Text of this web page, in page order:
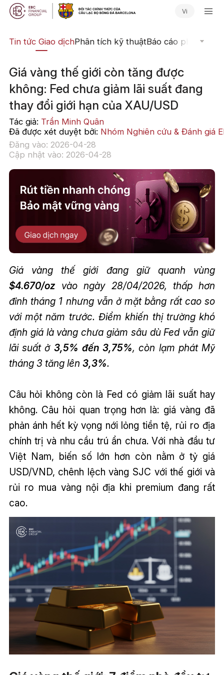
Vi
Tin tức Giao dịchPhân tích kỹ thuậtBáo cáo phân tích
Giá vàng thế giới còn tăng được
không: Fed chưa giảm lãi suất đang
thay đổi giới hạn của XAU/USD
Tác giả: Trần Minh Quân
Đã được xét duyệt bởi: Nhóm Nghiên cứu & Đánh giá
Đăng vào: 2026-04-28
Cập nhật vào: 2026-04-28
Giá vàng thế giới đang giữ quanh vùng
$4.670/oz vào ngày 28/04/2026, thấp hơn
đỉnh tháng 1 nhưng vẫn ở mặt bằng rất cao so
với một năm trước. Điểm khiến thị trường khó
định giá là vàng chưa giảm sâu dù Fed vẫn giữ
lãi suất ở 3,5% đến 3,75%, còn lạm phát Mỹ
tháng 3 tăng lên 3,3%.
Câu hỏi không còn là Fed có giảm lãi suất hay
không. Câu hỏi quan trọng hơn là: giá vàng đã
phản ánh hết kỳ vọng nới lỏng tiền tệ, rủi ro địa
chính trị và nhu cầu trú ẩn chưa. Với nhà đầu tư
Việt Nam, biến số lớn hơn còn nằm ở tỷ giá
USD/VND, chênh lệch vàng SJC với thế giới và
rủi ro mua vàng nội địa khi premium đang rất
cao.